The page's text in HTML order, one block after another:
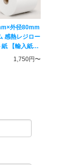
外径80mm
感熱レジロー
【輸入紙・
1,750円〜